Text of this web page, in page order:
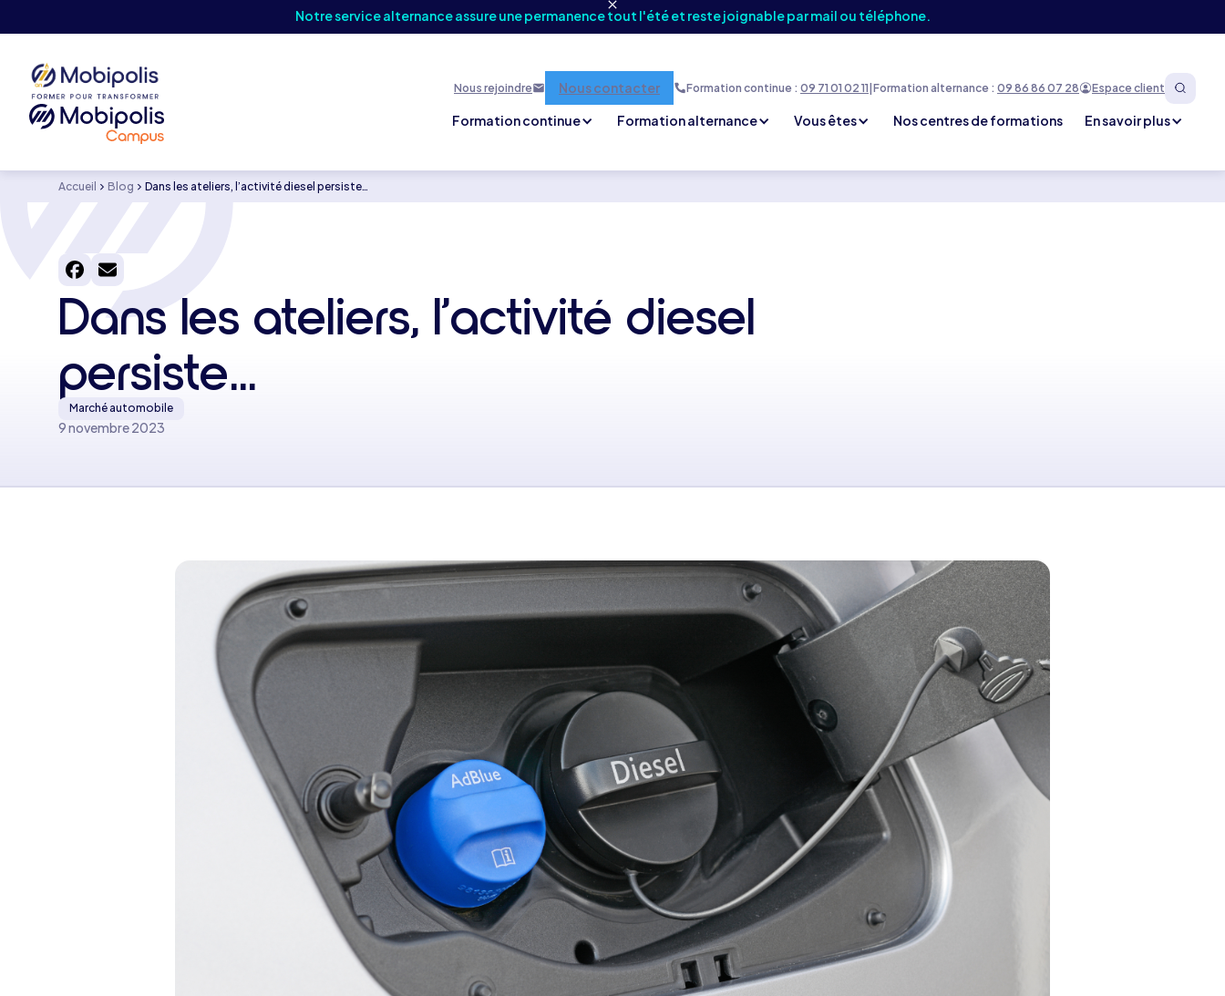
Notre service alternance assure une permanence tout l'été et reste joignable par mail ou téléphone.
Nous rejoindre Nous contacter Formation continue : 09 71 01 02 11 Formation alternance : 09 86 86 07 28 Espace client
Formation continue Formation alternance Vous êtes Nos centres de formations En savoir plus
Accueil Blog Dans les ateliers, l’activité diesel persiste…
Dans les ateliers, l’activité diesel
persiste…
Marché automobile
9 novembre 2023